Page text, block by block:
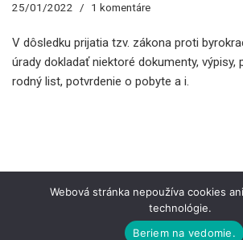
25/01/2022 1 komentáre
V dôsledku prijatia tzv. zákona proti
úrady dokladať niektoré dokumenty, výpisy,
rodný list, potvrdenie o pobyte a i.
KARIÉRA
OSOBNÉ ÚDAJE
PRÁVNE
Webová stránka nepoužíva cookies
technológie.
Beriem na vedomie.